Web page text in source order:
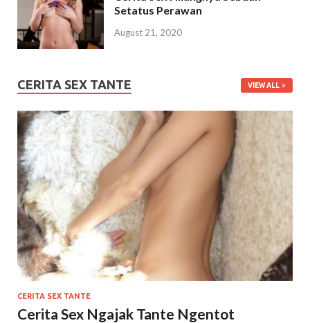
Setatus Perawan
August 21, 2020
CERITA SEX TANTE VIEW ALL
CERITA SEX TANTE
Cerita Sex Ngajak Tante Ngentot